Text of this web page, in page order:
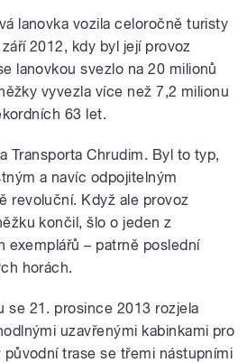
lanovka vozila celoročně turisty
2012, kdy byl její provoz
lanovkou svezlo na 20 milionů
vyvezla více než 7,2 milionu
63 let.
Transporta Chrudim. Byl to typ,
a navíc odpojitelným
revoluční. Když ale provoz
končil, šlo o jeden z
exemplářů – patrně poslední
horách.
se 21. prosince 2013 rozjela
uzavřenými kabinkami pro
původní trase se třemi nástupními